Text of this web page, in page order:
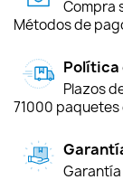
Compra
Métodos de
Política
Plazos
71000